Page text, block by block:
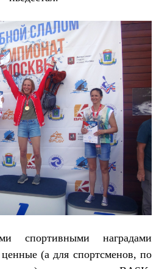
спортивными наградами
(а для спортсменов, по